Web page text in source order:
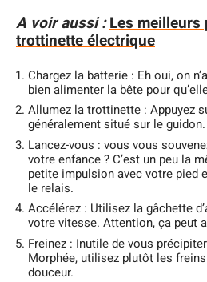
A voir aussi :Les meilleurs
trottinette électrique
Chargez la batterie : Eh oui, on
bien alimenter la bête pour
Allumez la trottinette : Appuyez
généralement situé sur le
Lancez-vous : vous vous
votre enfance ? C’est un peu la
petite impulsion avec votre pied
le relais.
Accélérez : Utilisez la gâchette
votre vitesse. Attention, ça peut
Freinez : Inutile de vous
Morphée, utilisez plutôt les
douceur.